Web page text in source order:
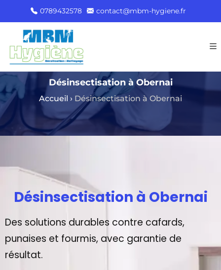
0789432578 contact@mbm-hygiene.fr
Désinsectisation à Obernai
Accueil › Désinsectisation à Obernai
Désinsectisation à Obernai
Des solutions durables contre cafards,
punaises et fourmis, avec garantie de
résultat.